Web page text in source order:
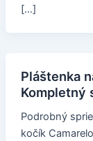
[…]
Pláštenka
Kompletný
Podrobný
kočík